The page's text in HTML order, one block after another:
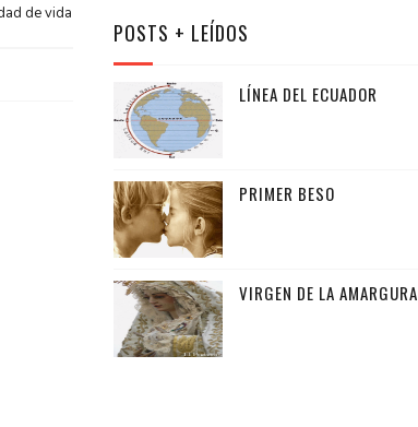
de vida
POSTS + LEÍDOS
LÍNEA DEL ECUADOR
PRIMER BESO
VIRGEN DE LA AMARGURA